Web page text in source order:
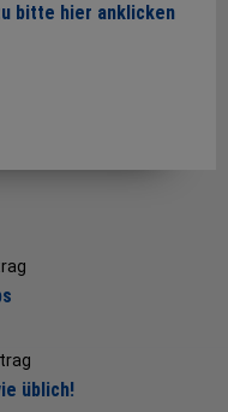
bitte hier anklicken
üblich!